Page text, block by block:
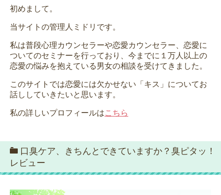
初めまして。
当サイトの管理人ミドリです。
私は普段心理カウンセラーや恋愛カウンセラー、恋愛に
ついてのセミナーを行っており、今までに１万人以上の
恋愛の悩みを抱えている男女の相談を受けてきました。
このサイトでは恋愛には欠かせない「キス」についてお
話ししていきたいと思います。
私の詳しいプロフィールはこちら
口臭ケア、きちんとできていますか？臭ピタッ！
レビュー